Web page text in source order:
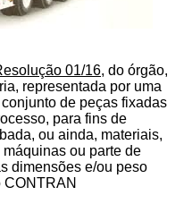
01/16, do órgão,
representada por uma
de peças fixadas
para fins de
ou ainda, materiais,
ou parte de
dimensões e/ou peso